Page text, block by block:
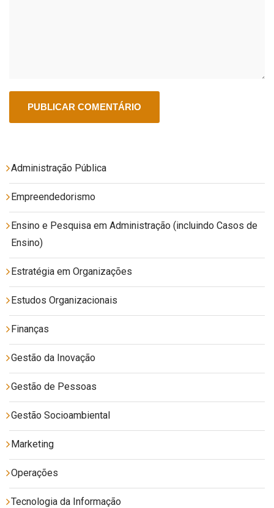
Administração Pública
Empreendedorismo
Ensino e Pesquisa em Administração (incluindo Casos de
Ensino)
Estratégia em Organizações
Estudos Organizacionais
Finanças
Gestão da Inovação
Gestão de Pessoas
Gestão Socioambiental
Marketing
Operações
Tecnologia da Informação